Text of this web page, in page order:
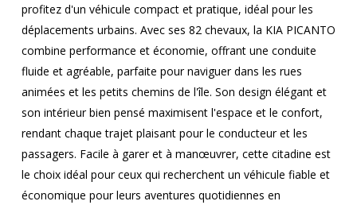
profitez d'un véhicule compact et pratique, idéal pour les
déplacements urbains. Avec ses 82 chevaux, la KIA PICANTO
combine performance et économie, offrant une conduite
fluide et agréable, parfaite pour naviguer dans les rues
animées et les petits chemins de l'île. Son design élégant et
son intérieur bien pensé maximisent l'espace et le confort,
rendant chaque trajet plaisant pour le conducteur et les
passagers. Facile à garer et à manœuvrer, cette citadine est
le choix idéal pour ceux qui recherchent un véhicule fiable et
économique pour leurs aventures quotidiennes en